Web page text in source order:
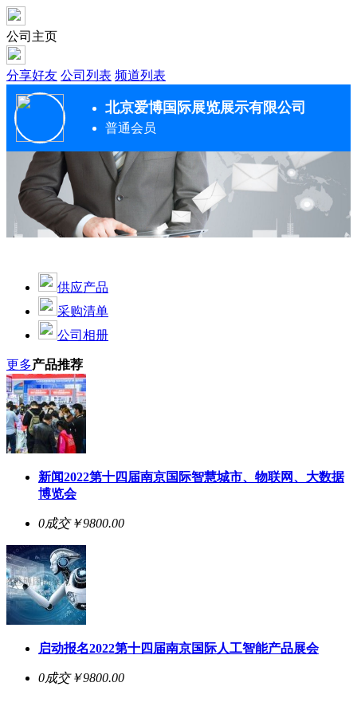
公司主页
分享好友 公司列表 频道列表
北京爱博国际展览展示有限公司
普通会员
供应产品
采购清单
公司相册
更多产品推荐
新闻2022第十四届南京国际智慧城市、物联网、大数据
博览会
0成交￥9800.00
启动报名2022第十四届南京国际人工智能产品展会
0成交￥9800.00